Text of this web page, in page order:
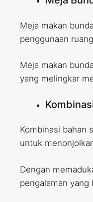
Meja makan
penggunaan
Meja makan
yang melingkar
Kombinasi bahan
untuk
Dengan
pengalaman yang